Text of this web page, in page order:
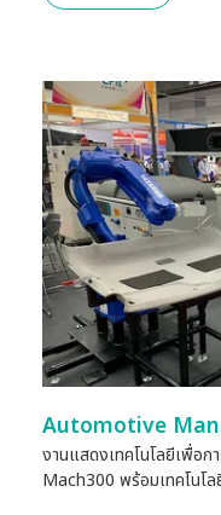
Automotive
งานแสดงเทคโนโลยีเพื่อก
Mach300 พร้อมเทคโน